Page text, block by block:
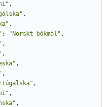
,
,
,
: "Norskt bókmál" ,
,
,
,
,
,
,
,